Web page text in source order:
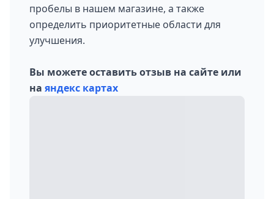
пробелы в нашем магазине, а также
определить приоритетные области для
улучшения.
Вы можете оставить отзыв на сайте или
на яндекс картах